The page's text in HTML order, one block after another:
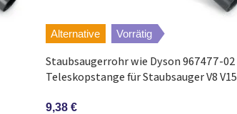
Alternative Vorrätig
Staubsaugerrohr wie Dyson 967477-02
Teleskopstange für Staubsauger V8 V15
9,38 €